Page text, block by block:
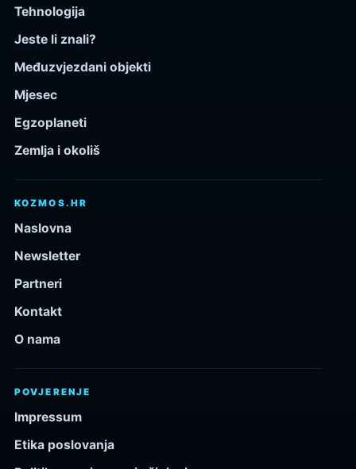
Tehnologija
Jeste li znali?
Međuzvjezdani objekti
Mjesec
Egzoplaneti
Zemlja i okoliš
KOZMOS.HR
Naslovna
Newsletter
Partneri
Kontakt
O nama
POVJERENJE
Impressum
Etika poslovanja